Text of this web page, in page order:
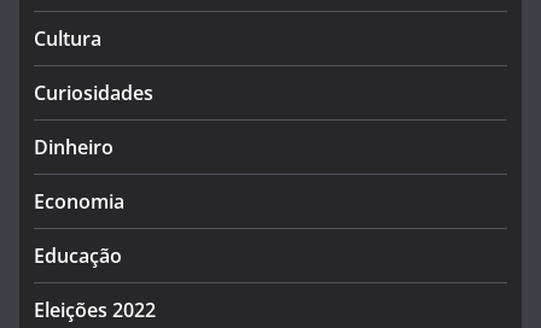
Cultura
Curiosidades
Dinheiro
Economia
Educação
Eleições 2022